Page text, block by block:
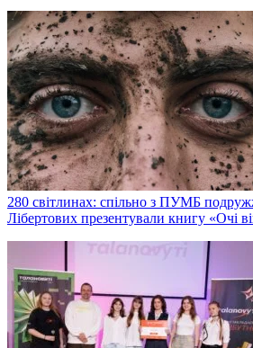
280 світлинах: спільно з ПУМБ
Лібертових презентували книгу «Очі